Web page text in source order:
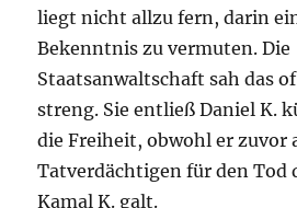
liegt nicht allzu fern, darin
Bekenntnis zu vermuten. Die
Staatsanwaltschaft sah das
streng. Sie entließ Daniel K.
die Freiheit, obwohl er zuvor
Tatverdächtigen für den Tod
Kamal K. galt.